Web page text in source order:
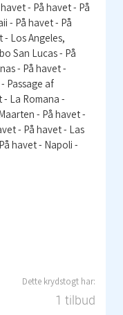
- På havet - På
- På havet - På
- Los Angeles,
San Lucas - På
- På havet -
Passage af
- La Romana -
- På havet -
- På havet - Las
havet - Napoli -
1 tilbud